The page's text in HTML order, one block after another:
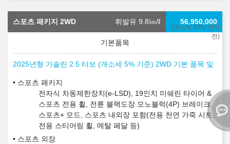
스포츠 패키지 2WD 휘발유 9.8㎞/ℓ
(개소세 30% 인하
전)
56,950,000
2025년형 가솔린 2.5 터보 (개소세 5% 기준) 2WD 기본 품목 및
스포츠 패키지
전자식 차동제한장치(e-LSD), 19인치 미쉐린 타이어 &
스포츠 전용 휠, 전륜 블랙도장 모노블럭(4P) 브레이크,
스포츠+ 모드, 스포츠 내외장 포함(전용 천연 가죽 시트,
전용 스티어링 휠, 메탈 페달 등)
스포츠 외장